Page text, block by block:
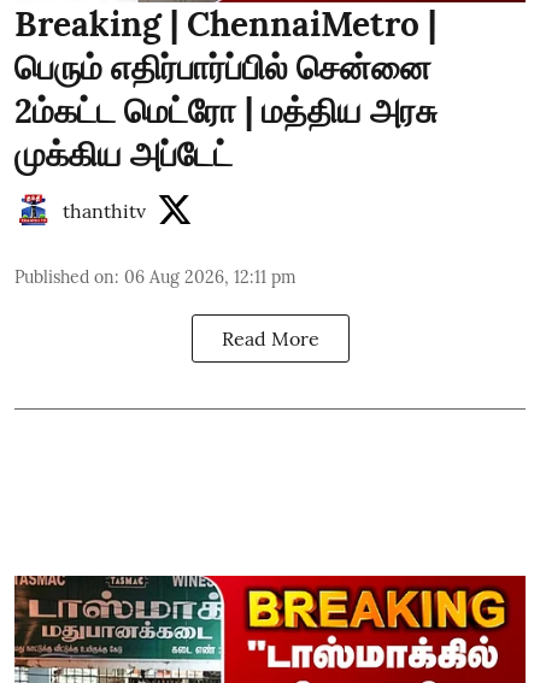
Breaking | ChennaiMetro |
பெரும் எதிர்பார்ப்பில் சென்னை
2ம்கட்ட மெட்ரோ | மத்திய அரசு
முக்கிய அப்டேட்
thanthitv
Published on: 06 Aug 2026, 12:11 pm
Read More